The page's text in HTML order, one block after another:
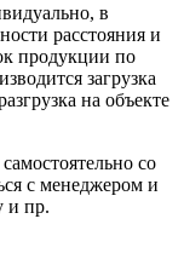
в
расстояния и
продукции по
загрузка
на объекте
со
с менеджером и
и пр.